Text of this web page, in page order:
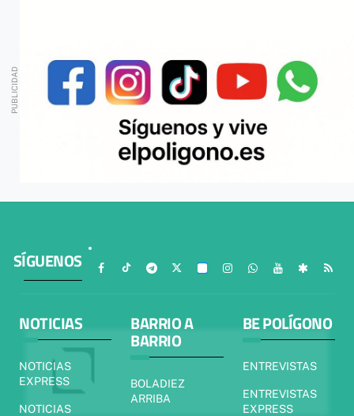
SÍGUENOS
NOTICIAS
NOTICIAS
EXPRESS
NOTICIAS
BARRIO A
BARRIO
BOLADIEZ
ARRIBA
BE POLÍGONO
ENTREVISTAS
ENTREVISTAS
EXPRESS